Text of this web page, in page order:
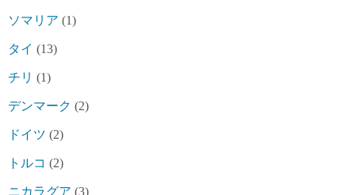
ソマリア (1)
タイ (13)
チリ (1)
デンマーク (2)
ドイツ (2)
トルコ (2)
ニカラグア (3)